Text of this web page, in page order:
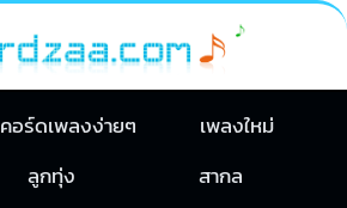
คอร์ดเพลงง่ายๆ
เพลงใหม่
ลูกทุ่ง
สากล